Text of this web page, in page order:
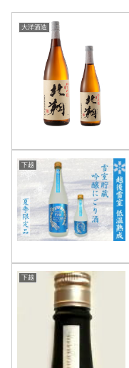
大洋酒造
下越
下越